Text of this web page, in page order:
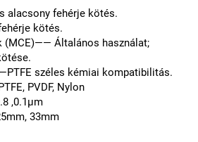
alacsony fehérje kötés.
kötés.
(MCE)—— Általános használat;
széles kémiai kompatibilitás.
PVDF, Nylon
,0.1μm
33mm